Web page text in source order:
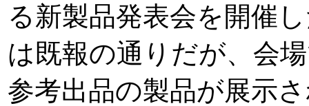
る新製品発表会を開催
は既報の通りだが、会
参考出品の製品が展示